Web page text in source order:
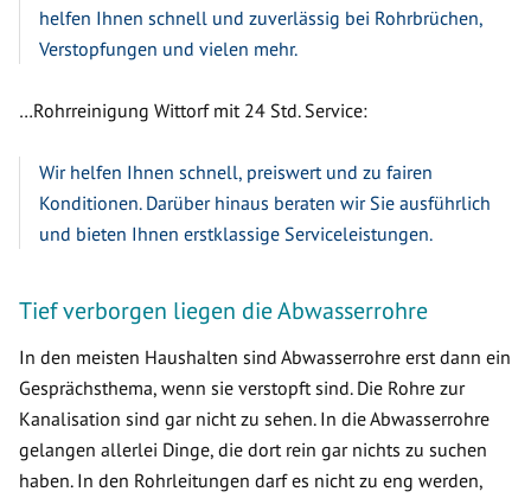
helfen Ihnen schnell und zuverlässig bei Rohrbrüchen,
Verstopfungen und vielen mehr.
…Rohrreinigung Wittorf mit 24 Std. Service:
Wir helfen Ihnen schnell, preiswert und zu fairen
Konditionen. Darüber hinaus beraten wir Sie ausführlich
und bieten Ihnen erstklassige Serviceleistungen.
Tief verborgen liegen die Abwasserrohre
In den meisten Haushalten sind Abwasserrohre erst dann ein
Gesprächsthema, wenn sie verstopft sind. Die Rohre zur
Kanalisation sind gar nicht zu sehen. In die Abwasserrohre
gelangen allerlei Dinge, die dort rein gar nichts zu suchen
haben. In den Rohrleitungen darf es nicht zu eng werden,